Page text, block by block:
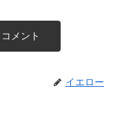
コメント
イエロー